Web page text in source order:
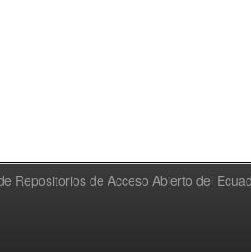
Repositorios de Acceso Abierto del